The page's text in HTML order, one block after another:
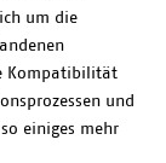
um die
Kompatibilität
und
einiges mehr